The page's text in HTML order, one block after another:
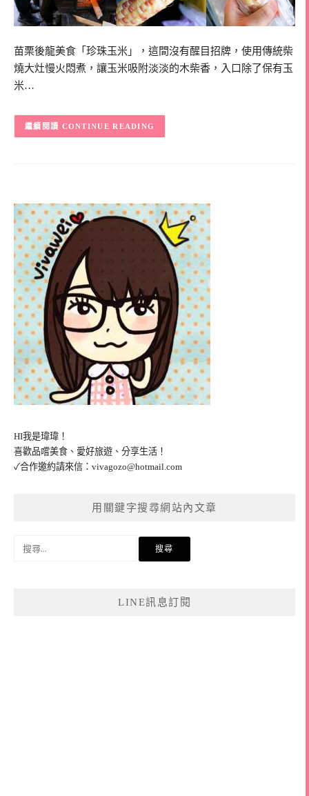
苗栗後龍美食「珍珠玉米」，這間沒有醒目招牌，使用傳統柴
燒大灶慢火悶煮，讓玉米吸附淡淡的木柴香，入口除了保有玉
米…
CONTINUE READING
HI我是瑋瑋！
喜歡品嚐美食、愛好旅遊、分享生活！
✓合作邀約請來信： vivagozo@hotmail.com
用關鍵字搜尋網站內文章
LINE訊息訂閱